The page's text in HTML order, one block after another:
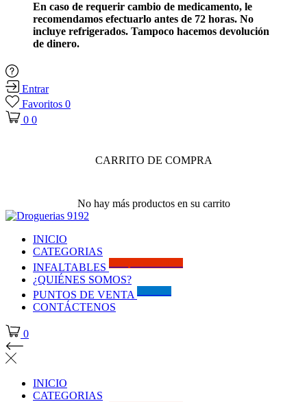
En caso de requerir cambio de medicamento, le
recomendamos efectuarlo antes de 72 horas. No
incluye refrigerados. Tampoco hacemos devolución
de dinero.
Entrar
Favoritos 0
0 0
CARRITO DE COMPRA
No hay más productos en su carrito
INICIO
CATEGORIAS
INFALTABLES
¿QUIÉNES SOMOS?
PUNTOS DE VENTA
CONTÁCTENOS
0
INICIO
CATEGORIAS